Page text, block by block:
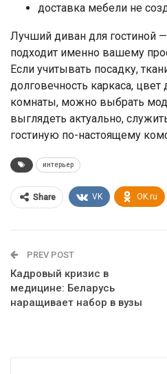
доставка мебели не
Лучший диван для гостиной
подходит именно вашему
Если учитывать посадку,
долговечность каркаса, цвет
комнаты, можно выбрать
выглядеть актуально,
гостиную по-настоящему
интерьер
Share VK OK.ru
PREV POST
Кадровый кризис в
медицине: Беларусь
наращивает набор в вузы